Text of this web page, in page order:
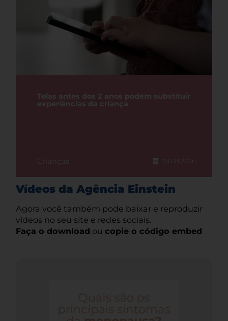
Telas antes dos 2 anos podem substituir
experiências da criança
Crianças 08.08.2026
Vídeos da Agência Einstein
Agora você também pode baixar e reproduzir
vídeos no seu site e redes sociais.
Faça o download ou copie o código embed